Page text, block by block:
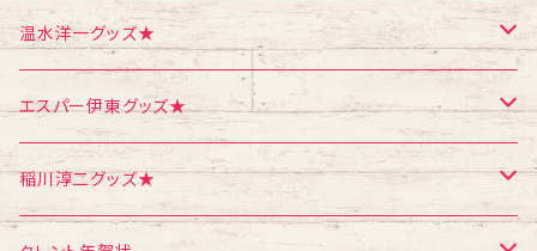
ポスター
クリスマス
お面
シール
メモ帳
CD
Tシャツ
ポストカード
温水洋一グッズ★
ポスター
ポストカード
エスパー伊東グッズ★
Tシャツ
稲川淳二グッズ★